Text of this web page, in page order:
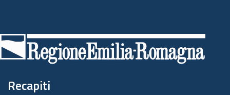
di
pagina
Recapiti